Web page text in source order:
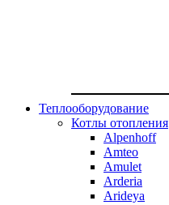
Теплооборудование
Котлы отопления
Alpenhoff
Amteo
Amulet
Arderia
Arideya